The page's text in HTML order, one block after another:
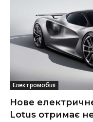
Електромобілі
Нове
Lotus отримає